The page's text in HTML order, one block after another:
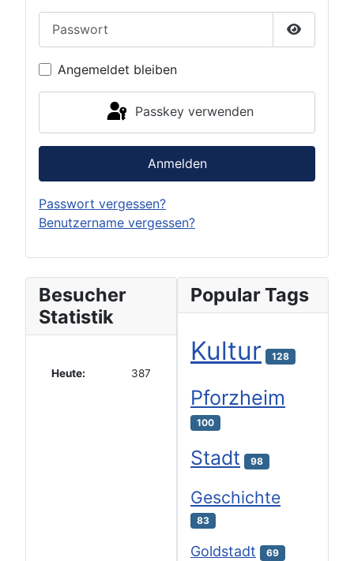
Passwort
Angemeldet bleiben
Passkey verwenden
Anmelden
Passwort vergessen?
Benutzername vergessen?
Besucher
Statistik
Heute: 387
Popular Tags
Kultur 128
Pforzheim
100
Stadt 98
Geschichte
83
Goldstadt 69